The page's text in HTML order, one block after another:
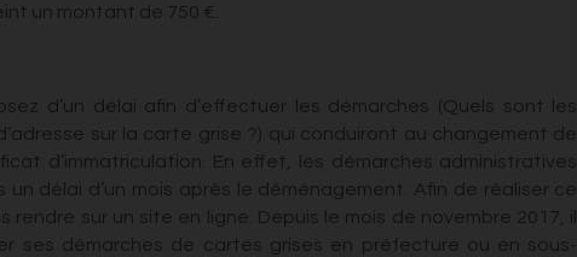
un montant de 750 €.
d’un délai afin d’effectuer les démarches (Quels sont les
sur la carte grise ?) qui conduiront au changement de
d’immatriculation. En effet, les démarches administratives
délai d’un mois après le déménagement. Afin de réaliser ce
sur un site en ligne. Depuis le mois de novembre 2017, il
ses démarches de cartes grises en préfecture ou en sous-